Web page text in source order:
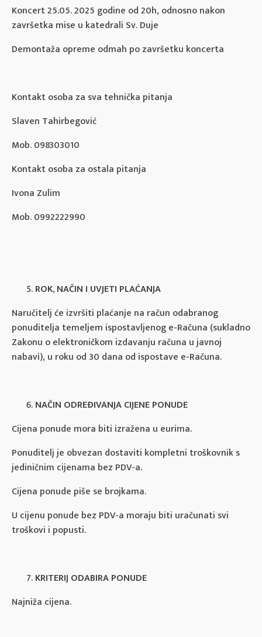
Koncert 25.05. 2025 godine od 20h, odnosno nakon
završetka mise u katedrali Sv. Duje
Demontaža opreme odmah po završetku koncerta
Kontakt osoba za sva tehnička pitanja
Slaven Tahirbegović
Mob. 098303010
Kontakt osoba za ostala pitanja
Ivona Zulim
Mob. 0992222990
ROK, NAČIN I UVJETI PLAĆANJA
Naručitelj će izvršiti plaćanje na račun odabranog
ponuditelja temeljem ispostavljenog e-Računa (sukladno
Zakonu o elektroničkom izdavanju računa u javnoj
nabavi), u roku od 30 dana od ispostave e-Računa.
NAČIN ODREĐIVANJA CIJENE PONUDE
Cijena ponude mora biti izražena u eurima.
Ponuditelj je obvezan dostaviti kompletni troškovnik s
jediničnim cijenama bez PDV-a.
Cijena ponude piše se brojkama.
U cijenu ponude bez PDV-a moraju biti uračunati svi
troškovi i popusti.
KRITERIJ ODABIRA PONUDE
Najniža cijena.